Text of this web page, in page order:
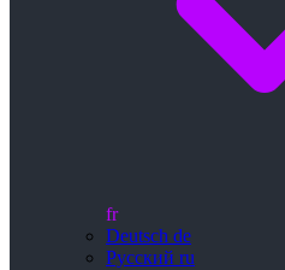
fr
Deutsch de
Русский ru